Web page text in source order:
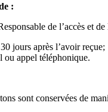
:
de l’accès et
jours après l’avoir reçue;
ou appel téléphonique.
sont conservées de